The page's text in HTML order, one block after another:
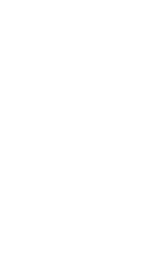
Ποιο κόμμα
Η
Ευγενία
βουνά της Αττικής: